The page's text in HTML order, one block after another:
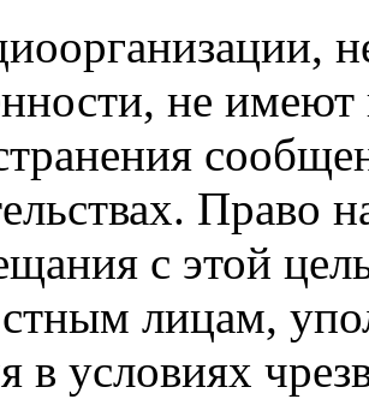
не имеют
Право
с этой
лицам,
в условиях